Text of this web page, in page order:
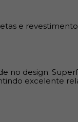
e
no design;
excelente